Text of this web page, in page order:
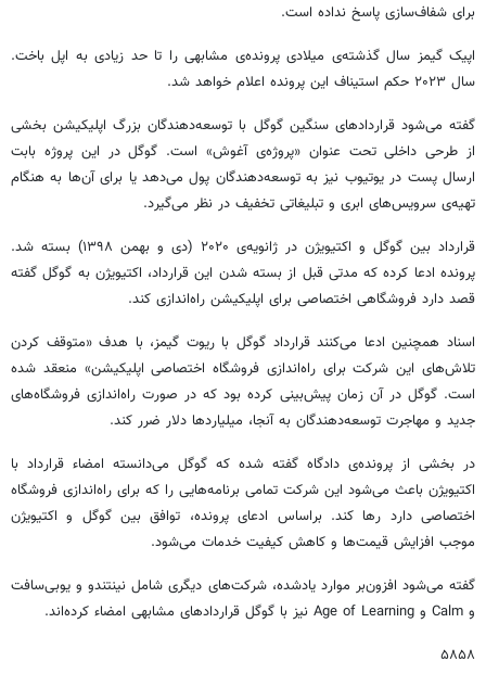
برای شفاف‌سازی پاسخ نداده است.
اپیک گیمز سال گذشته‌ی میلادی پرونده‌ی مشابهی را تا حد زیادی به اپل باخت.
سال ۲۰۲۳ حکم استیناف این پرونده اعلام خواهد شد.
گفته می‌شود قراردادهای سنگین گوگل با توسعه‌دهندگان بزرگ اپلیکیشن بخشی
از طرحی داخلی تحت عنوان «پروژه‌ی آغوش» است. گوگل در این پروژه بابت
ارسال پست در یوتیوب نیز به توسعه‌دهندگان پول می‌دهد یا برای آن‌ها به هنگام
تهیه‌ی سرویس‌های ابری و تبلیغاتی تخفیف در نظر می‌گیرد.
قرارداد بین گوگل و اکتیویژن در ژانویه‌ی ۲۰۲۰ (دی و بهمن ۱۳۹۸) بسته شد.
پرونده ادعا کرده که مدتی قبل از بسته شدن این قرارداد، اکتیویژن به گوگل گفته
قصد دارد فروشگاهی اختصاصی برای اپلیکیشن راه‌اندازی کند.
اسناد همچنین ادعا می‌کنند قرارداد گوگل با ریوت گیمز، با هدف «متوقف کردن
تلاش‌های این شرکت برای راه‌اندازی فروشگاه اختصاصی اپلیکیشن» منعقد شده
است. گوگل در آن زمان پیش‌بینی کرده بود که در صورت راه‌اندازی فروشگاه‌های
جدید و مهاجرت توسعه‌دهندگان به آنجا، میلیاردها دلار ضرر کند.
در بخشی از پرونده‌ی دادگاه گفته شده که گوگل می‌دانسته امضاء قرارداد با
اکتیویژن باعث می‌شود این شرکت تمامی برنامه‌هایی را که برای راه‌اندازی فروشگاه
اختصاصی دارد رها کند. براساس ادعای پرونده، توافق بین گوگل و اکتیویژن
موجب افزایش قیمت‌ها و کاهش کیفیت خدمات می‌شود.
گفته می‌شود افزون‌بر موارد یادشده، شرکت‌های دیگری شامل نینتندو و یوبی‌سافت
و Calm و Age of Learning نیز با گوگل قراردادهای مشابهی امضاء کرده‌اند.
۵۸۵۸